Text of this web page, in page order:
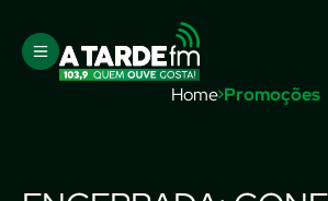
Home Promoções